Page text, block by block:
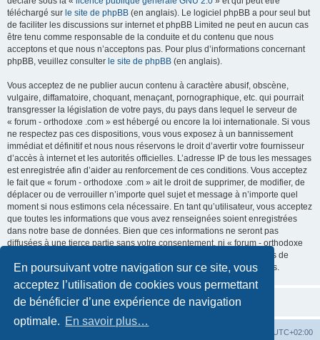
En poursuivant votre navigation sur ce site, vous
acceptez l’utilisation de cookies vous permettant
de bénéficier d’une expérience de navigation
optimale. En savoir plus…
téléchargé sur le site de phpBB (en anglais). Le logiciel phpBB a pour seul but
de faciliter les discussions sur internet et phpBB Limited ne peut en aucun cas
être tenu comme responsable de la conduite et du contenu que nous
acceptons et que nous n’acceptons pas. Pour plus d’informations concernant
phpBB, veuillez consulter le site de phpBB (en anglais).
Vous acceptez de ne publier aucun contenu à caractère abusif, obscène,
vulgaire, diffamatoire, choquant, menaçant, pornographique, etc. qui pourrait
transgresser la législation de votre pays, du pays dans lequel le serveur de
« forum - orthodoxe .com » est hébergé ou encore la loi internationale. Si vous
ne respectez pas ces dispositions, vous vous exposez à un bannissement
immédiat et définitif et nous nous réservons le droit d’avertir votre fournisseur
d’accès à internet et les autorités officielles. L’adresse IP de tous les messages
est enregistrée afin d’aider au renforcement de ces conditions. Vous acceptez
le fait que « forum - orthodoxe .com » ait le droit de supprimer, de modifier, de
déplacer ou de verrouiller n’importe quel sujet et message à n’importe quel
moment si nous estimons cela nécessaire. En tant qu’utilisateur, vous acceptez
que toutes les informations que vous avez renseignées soient enregistrées
dans notre base de données. Bien que ces informations ne seront pas
diffusées à une tierce partie sans votre consentement, ni « forum - orthodoxe
.com », ni phpBB, ne pourront être tenus comme responsables en cas de
tentative de piratage informatique visant à compromettre vos données.
UTC+02:00